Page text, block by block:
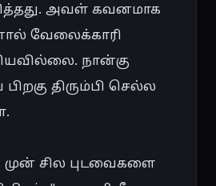
அவள் கவனமாக
வேலைக்காரி
நான்கு
திரும்பி செல்ல
முன் சில புடவைகளை